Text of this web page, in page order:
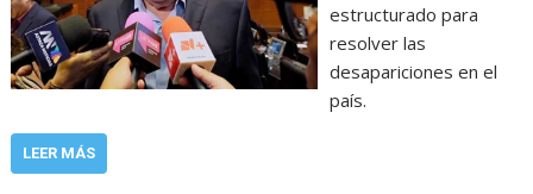
estructurado para
resolver las
desapariciones en el
país.
LEER MÁS